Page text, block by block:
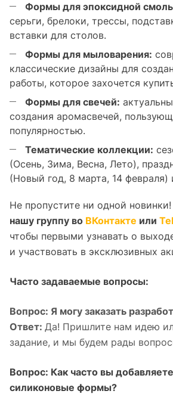
Формы для эпоксидной
серьги, брелоки, трессы,
вставки для столов.
Формы для мыловарения:
классические дизайны для
работы, которое захочется
Формы для свечей:
создания аромасвечей,
популярностью.
Тематические коллекции:
(Осень, Зима, Весна, Лето),
(Новый год, 8 марта, 14 февраля)
Не пропустите ни одной новинки!
нашу группу во ВКонтакте или
чтобы первыми узнавать о
и участвовать в эксклюзивных
Часто задаваемые вопросы:
Вопрос: Я могу заказать
Ответ: Да! Пришлите нам идею
задание, и мы будем рады
Вопрос: Как часто вы
силиконовые формы?